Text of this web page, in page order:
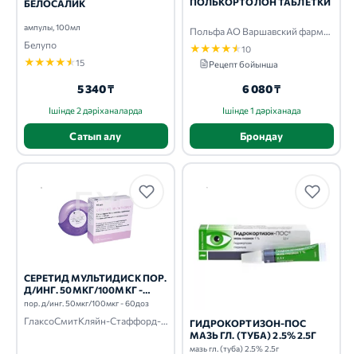
БЕЛОСАЛИК
ампулы, 100мл
Белупо
★★★★★15
5 340 ₸
Ішінде 2 дәріханаларда
Сатып алу
★★★★★10
Рецепт бойынша
6 080 ₸
Ішінде 1 дәріханада
Брондау
СЕРЕТИД МУЛЬТИДИСК ПОР.
Д/ИНГ. 50МКГ/100МКГ -
60ДОЗ
пор. д/инг. 50мкг/100мкг - 60доз
ГлаксоСмитКляйн-Стаффорд-СмитКлян Бичем-Вэлком-Оперейшнс-Фармар
ГИДРОКОРТИЗОН-ПОС
МАЗЬ ГЛ. (ТУБА) 2.5% 2.5Г
мазь гл. (туба) 2.5% 2.5г